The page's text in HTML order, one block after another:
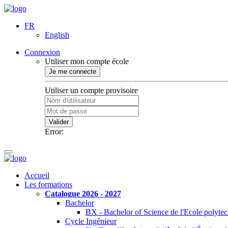
FR
English
Connexion
Utiliser mon compte école
Je me connecte
Utiliser un compte provisoire
Valider
Error:
Accueil
Les formations
Catalogue 2026 - 2027
Bachelor
BX - Bachelor of Science de l'Ecole
Cycle Ingénieur